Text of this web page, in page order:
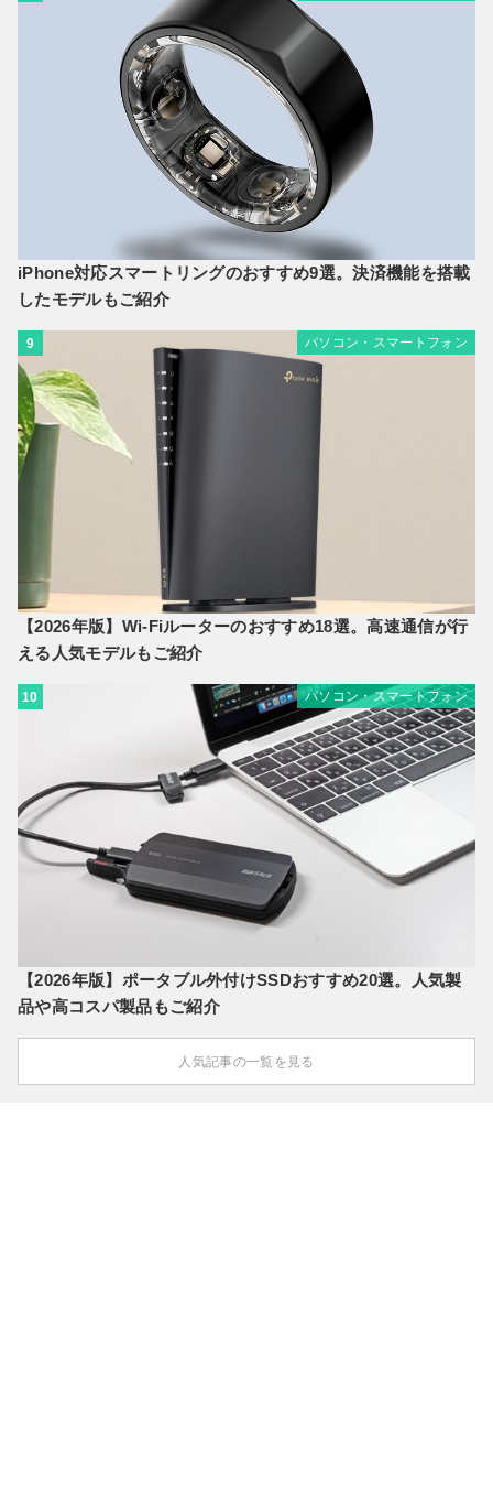
iPhone対応スマートリングのおすすめ9選。決済機能を搭載
したモデルもご紹介
9 パソコン・スマートフォン
【2026年版】Wi-Fiルーターのおすすめ18選。高速通信が行
える人気モデルもご紹介
10 パソコン・スマートフォン
【2026年版】ポータブル外付けSSDおすすめ20選。人気製
品や高コスパ製品もご紹介
人気記事の一覧を見る